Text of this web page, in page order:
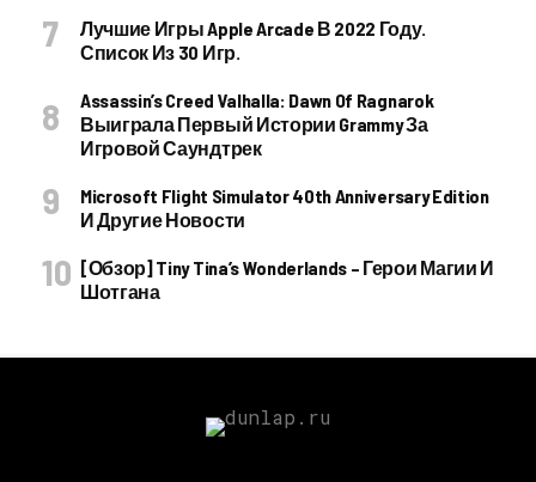
Лучшие Игры Apple Arcade В 2022 Году.
Список Из 30 Игр.
Assassin’s Creed Valhalla: Dawn Of Ragnarok
Выиграла Первый Истории Grammy За
Игровой Саундтрек
Microsoft Flight Simulator 40th Anniversary Edition
И Другие Новости
[Обзор] Tiny Tina’s Wonderlands – Герои Магии И
Шотгана